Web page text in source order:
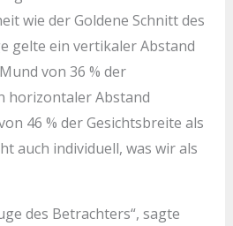
wie der Goldene Schnitt des
gelte ein vertikaler Abstand
von 36 % der
horizontaler Abstand
46 % der Gesichtsbreite als
auch individuell, was wir als
des Betrachters“, sagte